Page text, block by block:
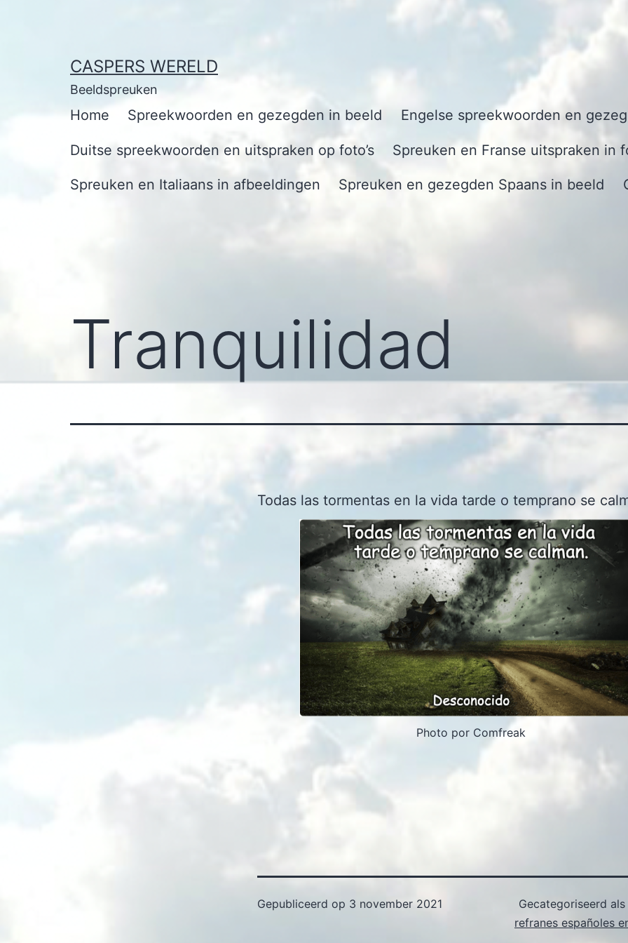
CASPERS WERELD
Beeldspreuken
Home Spreekwoorden en gezegden in beeld Engelse spreekwoorden en
Duitse spreekwoorden en uitspraken op foto’s Spreuken en Franse uitspraken in
Spreuken en Italiaans in afbeeldingen Spreuken en gezegden Spaans in beeld
Tranquilidad
Todas las tormentas en la vida tarde o temprano se
Photo por Comfreak
Gepubliceerd op 3 november 2021
Gecategoriseerd als
refranes españoles